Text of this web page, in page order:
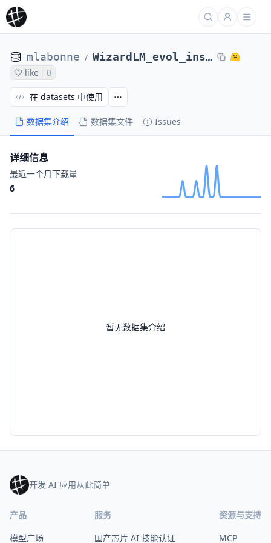
mlabonne / WizardLM_evol_instruct_70k-ShareGPT
like 0
数据集介绍 数据集文件 Issues
在 datasets 中使用
暂无数据集介绍
详细信息
最近一个月下载量
6
开发 AI 应用从此简单
产品
模型广场
服务
国产芯片 AI 技能认证
资源与支持
MCP